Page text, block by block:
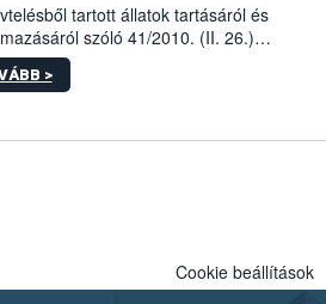
tartott állatok tartásáról és
szóló 41/2010. (II. 26.)
szabályozza az eb okozta fizikai
illetve ennek veszélye keletkezésekor
>
Cookie beállítások